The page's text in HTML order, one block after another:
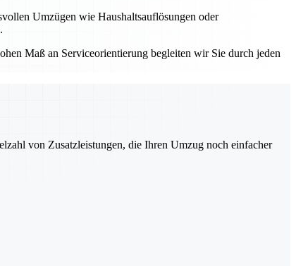
Umzügen wie Haushaltsauflösungen oder
Maß an Serviceorientierung begleiten wir Sie durch jeden
von Zusatzleistungen, die Ihren Umzug noch einfacher